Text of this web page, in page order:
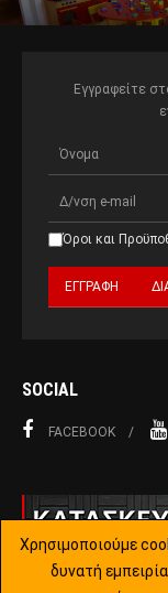
Εγγραφείτε
Όροι και
SOCIAL
FACEBOOK
Χρησιμοποιούμε
δυνατή